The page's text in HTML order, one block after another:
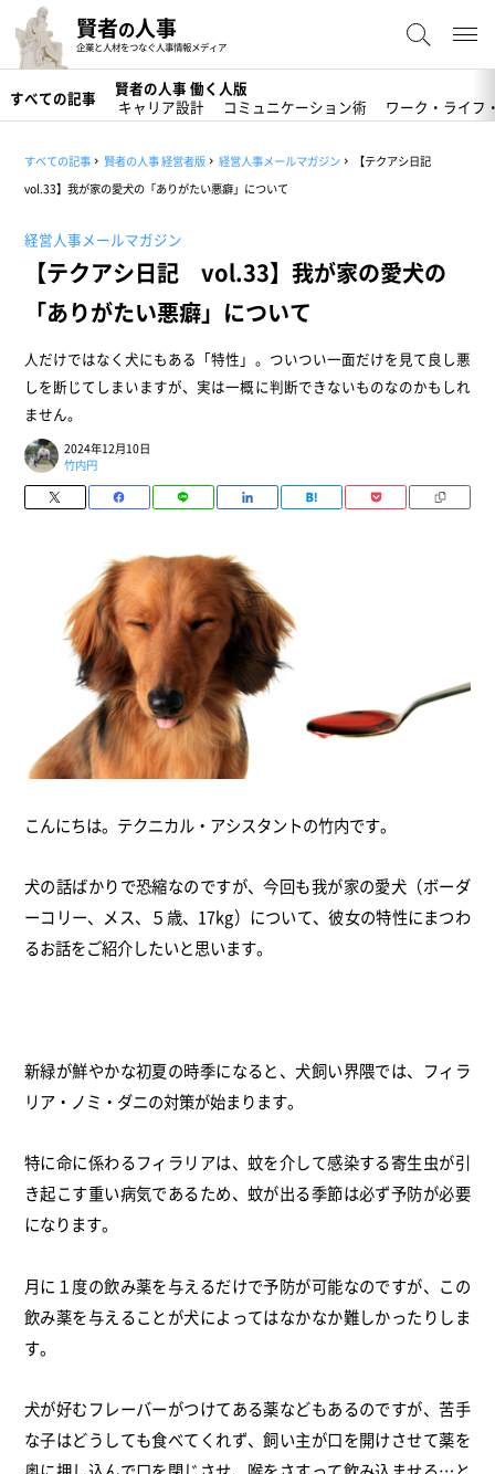
賢者の人事
企業と人材をつなぐ人事情報メディア
すべての記事
賢者の人事 働く人版
キャリア設計
コミュニケーション術 ワーク・ライフ
すべての記事 賢者の人事 経営者版 経営人事メールマガジン
【テクアシ日記
vol.33】我が家の愛犬の「ありがたい悪癖」について
経営人事メールマガジン
【テクアシ日記 vol.33】我が家の愛犬の
「ありがたい悪癖」について
人だけではなく犬にもある「特性」。ついつい一面だけを見て良し悪
しを断じてしまいますが、実は一概に判断できないものなのかもしれ
ません。
2024年12月10日
竹内円
こんにちは。テクニカル・アシスタントの竹内です。
犬の話ばかりで恐縮なのですが、今回も我が家の愛犬（ボーダ
ーコリー、メス、５歳、17kg）について、彼女の特性にまつわ
るお話をご紹介したいと思います。
新緑が鮮やかな初夏の時季になると、犬飼い界隈では、 フィラ
リア・ノミ・ダニの対策が始まります。
特に命に係わるフィラリアは、 蚊を介して感染する寄生虫が引
き起こす重い病気であるため、 蚊が出る季節は必ず予防が必要
になります。
月に１度の飲み薬を与えるだけで予防が可能なのですが、 この
飲み薬を与えることが犬によってはなかなか難しかったりしま
す。
犬が好むフレーバーがつけてある薬などもあるのですが、 苦手
な子はどうしても食べてくれず、飼い主が口を開けさせて薬を